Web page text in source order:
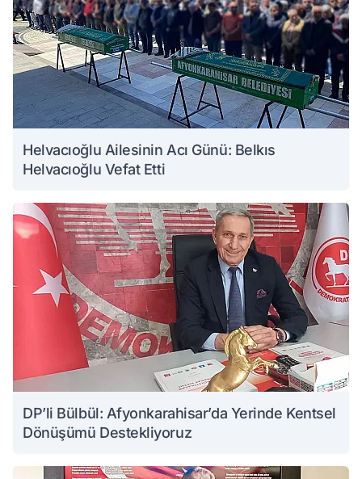
Helvacıoğlu Ailesinin Acı Günü: Belkıs
Helvacıoğlu Vefat Etti
DP’li Bülbül: Afyonkarahisar’da Yerinde Kentsel
Dönüşümü Destekliyoruz